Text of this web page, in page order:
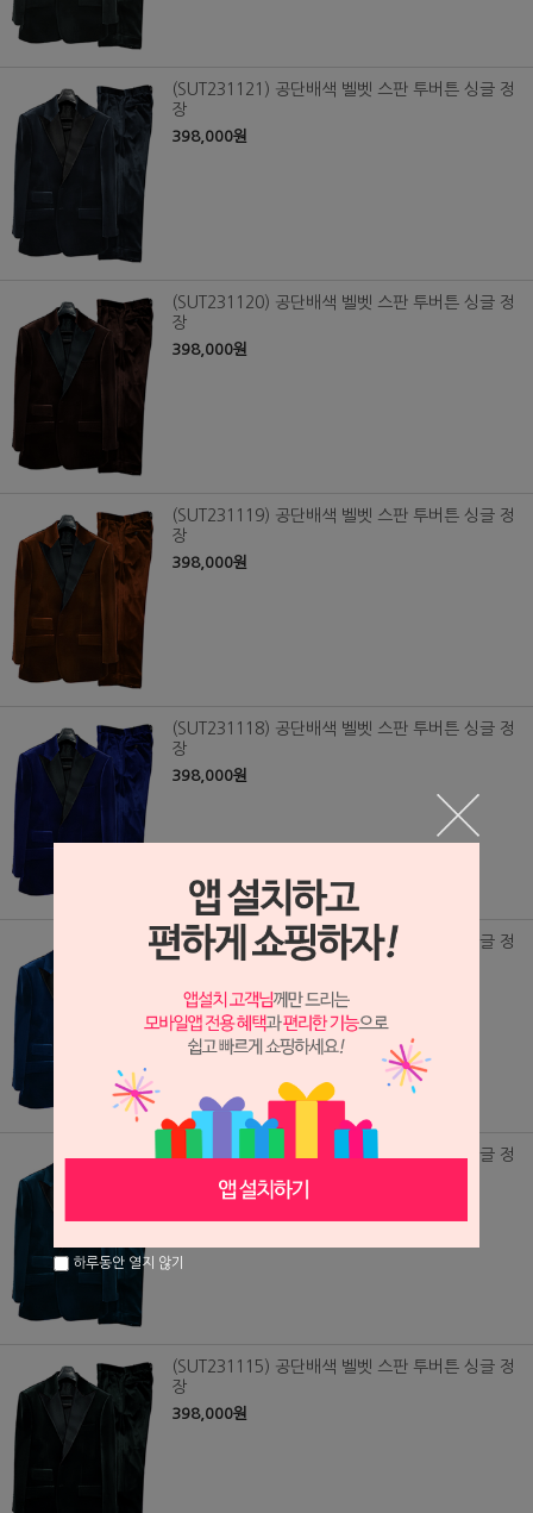
(SUT231121) 공단배색 벨벳 스판 투버튼 싱글 정
장
398,000원
(SUT231120) 공단배색 벨벳 스판 투버튼 싱글 정
장
398,000원
(SUT231119) 공단배색 벨벳 스판 투버튼 싱글 정
장
398,000원
(SUT231118) 공단배색 벨벳 스판 투버튼 싱글 정
장
398,000원
(SUT231117) 공단배색 벨벳 스판 투버튼 싱글 정
장
398,000원
(SUT231116) 공단배색 벨벳 스판 투버튼 싱글 정
398,000원
(SUT231115) 공단배색 벨벳 스판 투버튼 싱글 정
장
398,000원
하루동안 열지 않기